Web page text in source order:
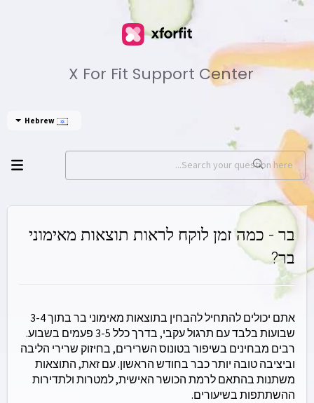
X For Fit Support Center
Hebrew
בר - כמה זמן לוקח לראות תוצאות מאימוני
בר?
אתם יכולים להתחיל להבחין בתוצאות מאימוני בר בתוך 3-4
שבועות בלבד עם תרגול עקבי, בדרך כלל 3-5 פעמים בשבוע.
רבים מבחינים בשיפור בטונוס השרירים, בחיזוק שרירי הליבה
וביציבה טובה יותר כבר בחודש הראשון. עם זאת, התוצאות
משתנות בהתאם לרמת הכושר האישית, למטרות ולתדירות
ההשתתפות בשיעורים.